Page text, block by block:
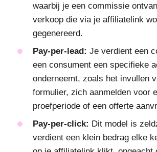
waarbij je een commissie
verkoop die via je affiliatelink
gegenereerd.
Pay-per-lead: Je verdient een
een consument een specifieke
onderneemt, zoals het invullen
formulier, zich aanmelden voor
proefperiode of een offerte
Pay-per-click: Dit model is
verdient een klein bedrag elke